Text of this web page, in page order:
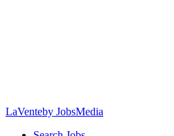
LaVenteby JobsMedia